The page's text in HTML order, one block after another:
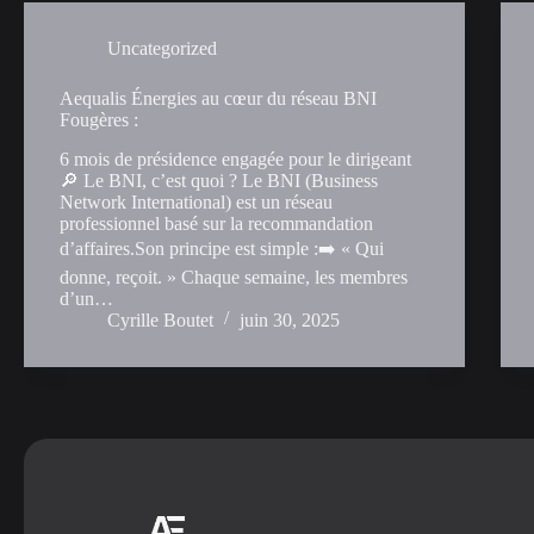
Uncategorized
Aequalis Énergies au cœur du réseau BNI
Fougères :
6 mois de présidence engagée pour le dirigeant
🔎 Le BNI, c’est quoi ? Le BNI (Business
Network International) est un réseau
professionnel basé sur la recommandation
d’affaires.Son principe est simple :➡️ « Qui
donne, reçoit. » Chaque semaine, les membres
d’un…
Cyrille Boutet
juin 30, 2025